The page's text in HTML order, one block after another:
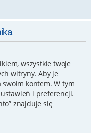
wszystkie twoje
witryny. Aby je
kontem. W tym
i preferencji.
znajduje się